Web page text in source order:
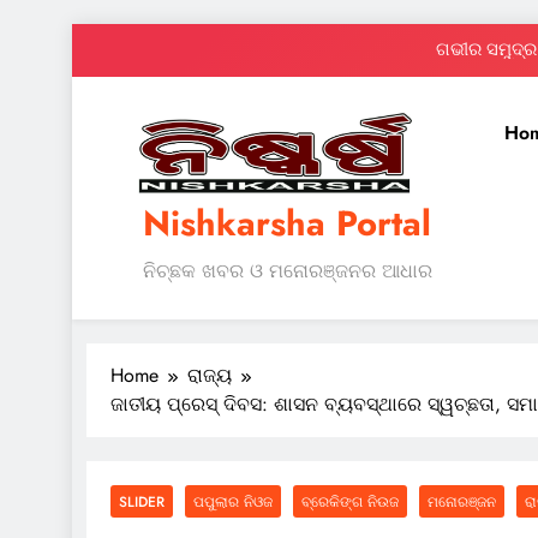
ଗଭୀର ସମୁଦ୍ର
Nishkarsha Portal
ନିଚ୍ଛକ ଖବର ଓ ମନୋରଞ୍ଜନର ଆଧାର
Home
ରାଜ୍ୟ
ଜାତୀୟ ପ୍ରେସ୍ ଦିବସ: ଶାସନ ବ୍ୟବସ୍ଥାରେ ସ୍ୱଚ୍ଛତା,
SLIDER ପପୁଲାର ନିଓଜ ବ୍ରେକିଙ୍ଗ ନିଉଜ ମନୋରଞ୍ଜନ